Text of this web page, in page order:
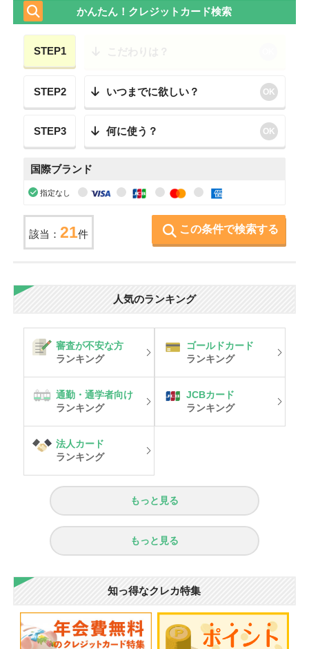
かんたん！クレジットカード検索
STEP1
STEP2 いつまでに欲しい？ OK
STEP3 何に使う？ OK
国際ブランド
指定なし
この条件で検索する
該当：21件
人気のランキング
審査が不安な方
ランキング
ゴールドカード
ランキング
通勤・通学者向け
ランキング
JCBカード
ランキング
法人カード
ランキング
もっと見る
もっと見る
知っ得なクレカ特集